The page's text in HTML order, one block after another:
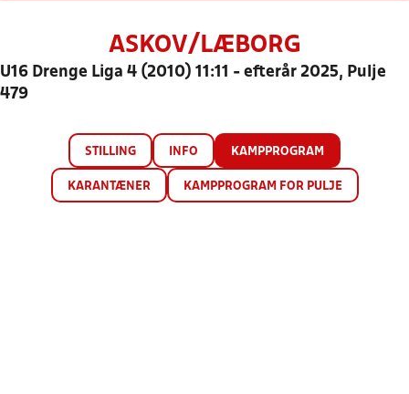
ASKOV/LÆBORG
U16 Drenge Liga 4 (2010) 11:11 - efterår 2025, Pulje
479
STILLING INFO KAMPPROGRAM
KARANTÆNER KAMPPROGRAM FOR PULJE